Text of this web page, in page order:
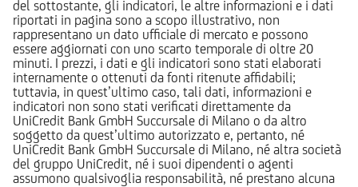
del sottostante, gli indicatori, le altre informazioni e i dati
riportati in pagina sono a scopo illustrativo, non
rappresentano un dato ufficiale di mercato e possono
essere aggiornati con uno scarto temporale di oltre 20
minuti. I prezzi, i dati e gli indicatori sono stati elaborati
internamente o ottenuti da fonti ritenute affidabili;
tuttavia, in quest’ultimo caso, tali dati, informazioni e
indicatori non sono stati verificati direttamente da
UniCredit Bank GmbH Succursale di Milano o da altro
soggetto da quest’ultimo autorizzato e, pertanto, né
UniCredit Bank GmbH Succursale di Milano, né altra società
del gruppo UniCredit, né i suoi dipendenti o agenti
assumono qualsivoglia responsabilità, né prestano alcuna